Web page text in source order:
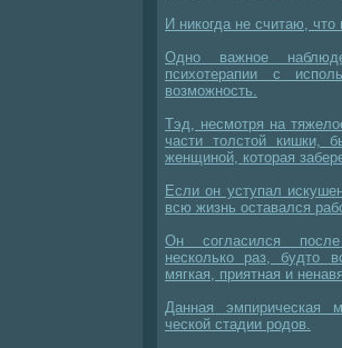
И никогда не считаю, что
Одно важное
психотерапии с
возможность.
Тэд, несмотря на
части толстой кишки,
женщиной, которая
Если он уступал
всю жизнь оставался
Он согласился
несколько раз, будто
мягкая, приятная и
Данная эмпирическая
ческой стадии родов.